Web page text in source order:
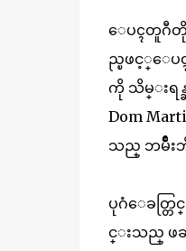
ေပၚတူဂီတို
ည္ၿဖင့္ေပၚ
ကို သိမ္းရန္
Dom
သည္ ဘမ်ိဳးဘို
ပုဂံေခတ္တ
င္းသည္ ဖခ